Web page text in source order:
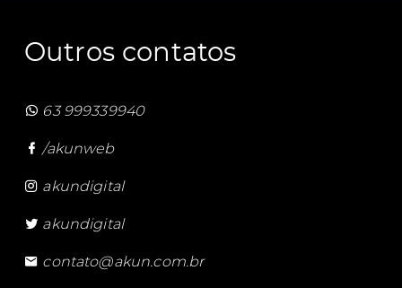
Outros contatos
63 999339940
/akunweb
akundigital
akundigital
contato@akun.com.br